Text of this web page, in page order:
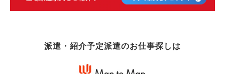
派遣・紹介予定派遣のお仕事探しは